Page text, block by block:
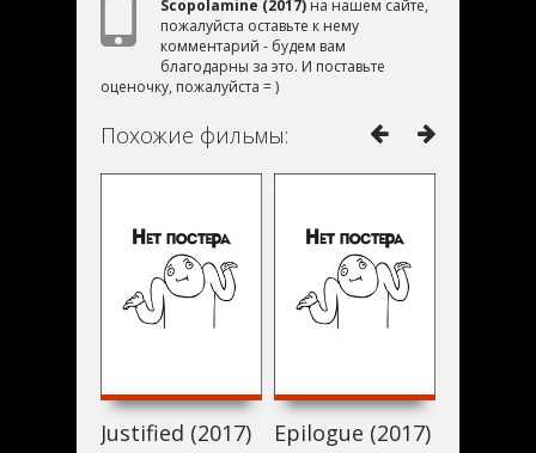
Scopolamine (2017) на нашем сайте,
пожалуйста оставьте к нему
комментарий - будем вам
благодарны за это. И поставьте
оценочку, пожалуйста = )
Похожие фильмы:
Justified (2017) Epilogue (2017)